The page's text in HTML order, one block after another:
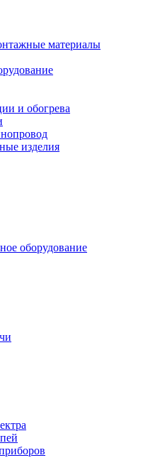
материалы
и обогрева
изделия